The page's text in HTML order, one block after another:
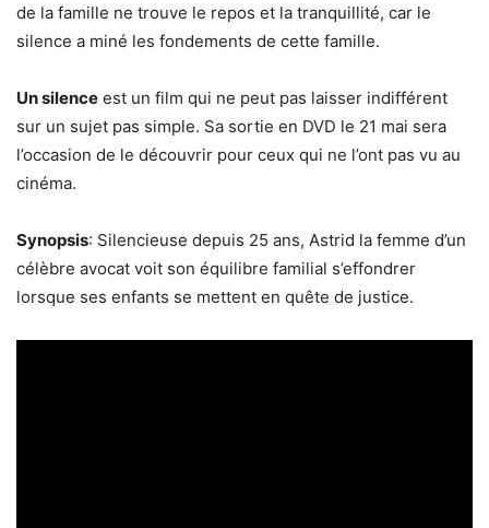
de la famille ne trouve le repos et la tranquillité, car le
silence a miné les fondements de cette famille.
Un silence est un film qui ne peut pas laisser indifférent
sur un sujet pas simple. Sa sortie en DVD le 21 mai sera
l’occasion de le découvrir pour ceux qui ne l’ont pas vu au
cinéma.
Synopsis: Silencieuse depuis 25 ans, Astrid la femme d’un
célèbre avocat voit son équilibre familial s’effondrer
lorsque ses enfants se mettent en quête de justice.